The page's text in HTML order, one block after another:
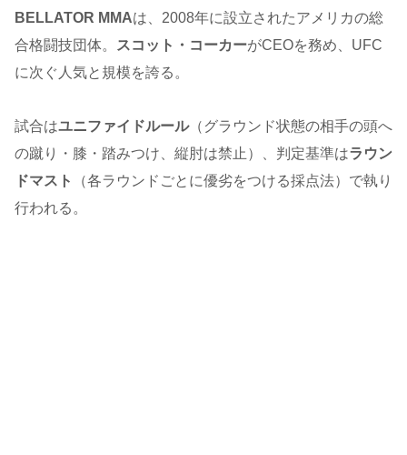
BELLATOR MMAは、2008年に設立されたアメリカの総
合格闘技団体。
スコット・コーカーがCEOを務め、UFC
に次ぐ人気と規模を誇る。
試合はユニファイドルール（グラウンド状態の相手の頭へ
の蹴り・膝・踏みつけ、縦肘は禁止）、判定基準はラウン
ドマスト
（各ラウンドごとに優劣をつける採点法）で執り
行われる。